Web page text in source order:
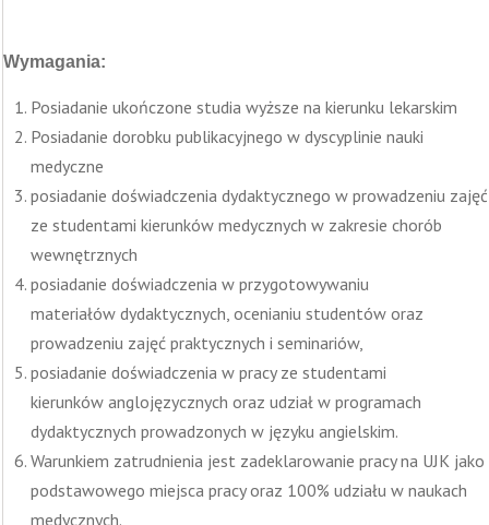
Wymagania:
Posiadanie ukończone studia wyższe na kierunku lekarskim
Posiadanie dorobku publikacyjnego w dyscyplinie nauki
medyczne
posiadanie doświadczenia dydaktycznego w prowadzeniu zajęć
ze studentami kierunków medycznych w zakresie chorób
wewnętrznych
posiadanie doświadczenia w przygotowywaniu
materiałów dydaktycznych, ocenianiu studentów oraz
prowadzeniu zajęć praktycznych i seminariów,
posiadanie doświadczenia w pracy ze studentami
kierunków anglojęzycznych oraz udział w programach
dydaktycznych prowadzonych w języku angielskim.
Warunkiem zatrudnienia jest zadeklarowanie pracy na UJK jako
podstawowego miejsca pracy oraz 100% udziału w naukach
medycznych.